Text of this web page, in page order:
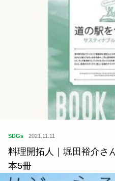
SDGs 2021.11.11
料理開拓人｜堀田裕介さ
本5冊